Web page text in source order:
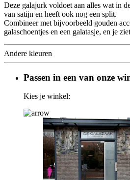
Deze galajurk voldoet aan alles wat in
van satijn en heeft ook nog een split.
Combineer met bijvoorbeeld gouden
galaschoentjes en een galatasje, en je
Andere kleuren
Passen in een van onze
Kies je winkel: